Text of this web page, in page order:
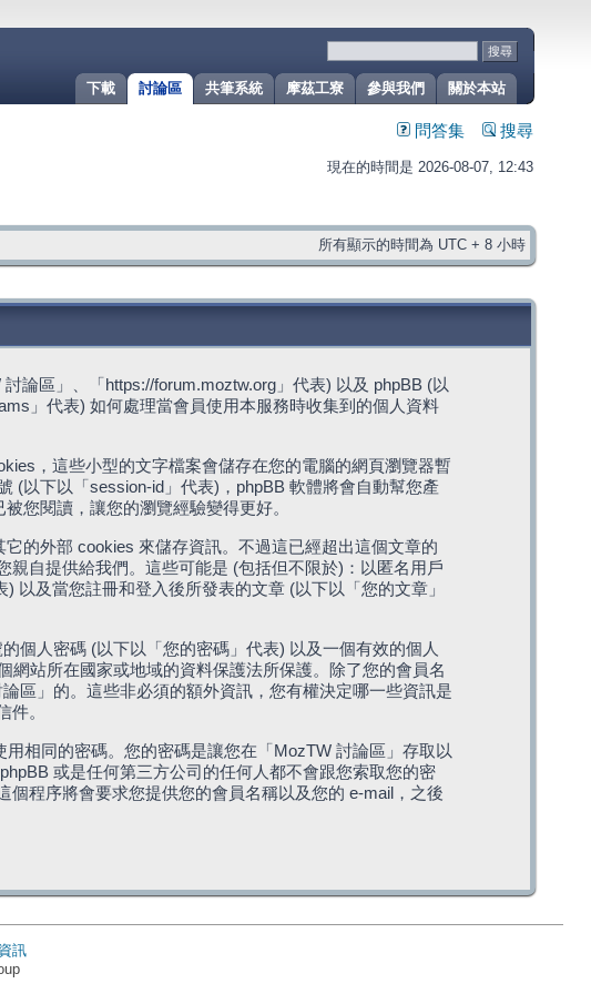
關於本站
參與我們
摩茲工寮
共筆系統
討論區
下載
問答集 搜尋
現在的時間是 2026-08-07, 12:43
所有顯示的時間為 UTC + 8 小時
論區」、「https://forum.moztw.org」代表) 以及 phpBB (以
」代表) 如何處理當會員使用本服務時收集到的個人資料
，這些小型的文字檔案會儲存在您的電腦的網頁瀏覽器暫
(以下以「session-id」代表)，phpBB 軟體將會自動幫您產
您閱讀，讓您的瀏覽經驗變得更好。
的外部 cookies 來儲存資訊。不過這已經超出這個文章的
自提供給我們。這些可能是 (包括但不限於)：以匿名用戶
以及當您註冊和登入後所發表的文章 (以下以「您的文章」
個人密碼 (以下以「您的密碼」代表) 以及一個有效的個人
站所在國家或地域的資料保護法所保護。除了您的會員名
區」的。這些非必須的額外資訊，您有權決定哪一些資訊是
。
相同的密碼。您的密碼是讓您在「MozTW 討論區」存取以
或是任何第三方公司的任何人都不會跟您索取您的密
程序將會要求您提供您的會員名稱以及您的 e-mail，之後
訊